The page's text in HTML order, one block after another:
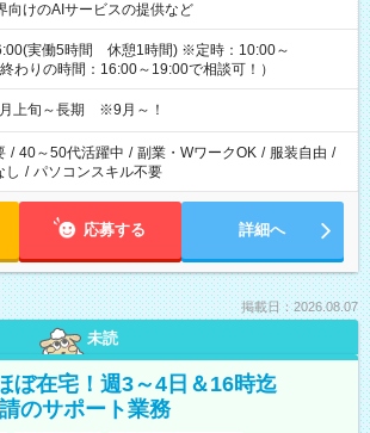
向けのAIサービスの提供など
実働5時間 休憩1時間) ※定時：10:00～
わりの時間：16:00～19:00で相談可！）
上旬～長期 ※9月～！
/ 40～50代活躍中 / 副業・WワークOK / 服装自由 /
し / パソコンスキル不要
応募する 詳細へ
掲載日：2026.08.07
未読
ぼ在宅！週3～4日＆16時迄
のサポート業務